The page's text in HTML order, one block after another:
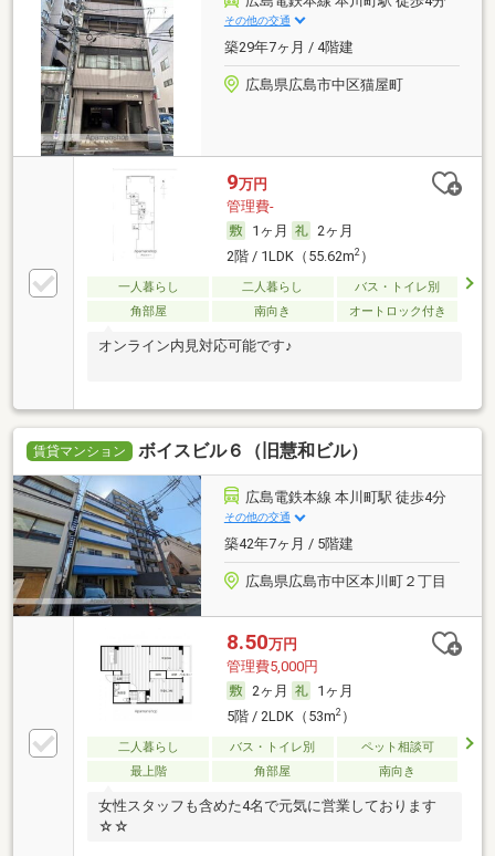
その他の交通
築29年7ヶ月 / 4階建
広島県広島市中区猫屋町
9万円
管理費-
1ヶ月
2ヶ月
2階 / 1LDK（55.62m2）
一人暮らし 二人暮らし
バス・トイレ別
角部屋
南向き オートロック付き
オンライン内見対応可能です♪
賃貸マンション ボイスビル６（旧慧和ビル）
広島電鉄本線 本川町駅 徒歩4分
その他の交通
築42年7ヶ月 / 5階建
広島県広島市中区本川町２丁目
8.50万円
管理費5,000円
2ヶ月
1ヶ月
5階 / 2LDK（53m2）
二人暮らし バス・トイレ別
ペット相談可
最上階
角部屋 南向き
女性スタッフも含めた4名で元気に営業しております
☆☆